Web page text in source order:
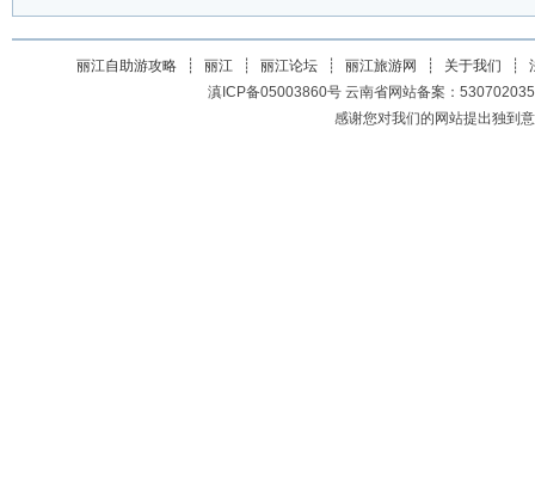
丽江自助游攻略 ┊ 丽江 ┊ 丽江论坛 ┊ 丽江旅游网 ┊ 关于我们 ┊
滇ICP备05003860号 云南省网站备案：
感谢您对我们的网站提出独到